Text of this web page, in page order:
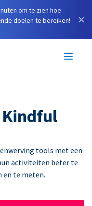
om te zien hoe
doelen te bereiken!
×
Kindful
tools met een
activiteiten beter te
en te meten.